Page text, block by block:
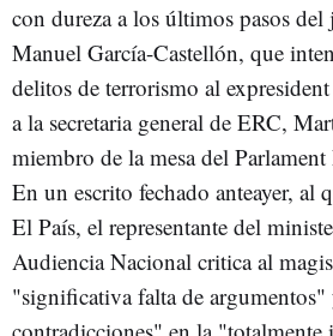
con dureza a los últimos pasos
Manuel García-Castellón, que
delitos de terrorismo al
a la secretaria general de ERC,
miembro de la mesa del
En un escrito fechado anteayer, al
El País, el representante del
Audiencia Nacional critica al
"significativa falta de argumentos"